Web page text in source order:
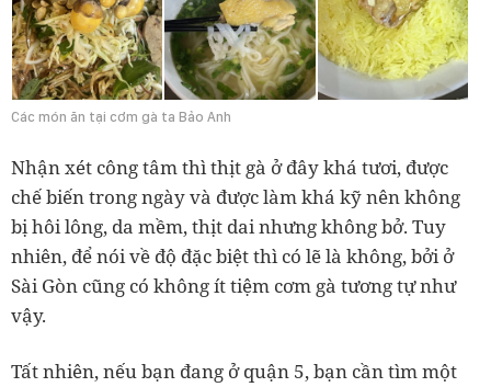
Các món ăn tại cơm gà ta Bảo Anh
Nhận xét công tâm thì thịt gà ở đây khá tươi, được
chế biến trong ngày và được làm khá kỹ nên không
bị hôi lông, da mềm, thịt dai nhưng không bở. Tuy
nhiên, để nói về độ đặc biệt thì có lẽ là không, bởi ở
Sài Gòn cũng có không ít tiệm cơm gà tương tự như
vậy.
Tất nhiên, nếu bạn đang ở quận 5, bạn cần tìm một